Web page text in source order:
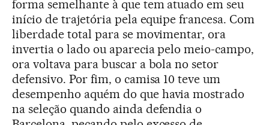
forma semelhante à que tem atuado em seu
início de trajetória pela equipe francesa. Com
liberdade total para se movimentar, ora
invertia o lado ou aparecia pelo meio-campo,
ora voltava para buscar a bola no setor
defensivo. Por fim, o camisa 10 teve um
desempenho aquém do que havia mostrado
na seleção quando ainda defendia o